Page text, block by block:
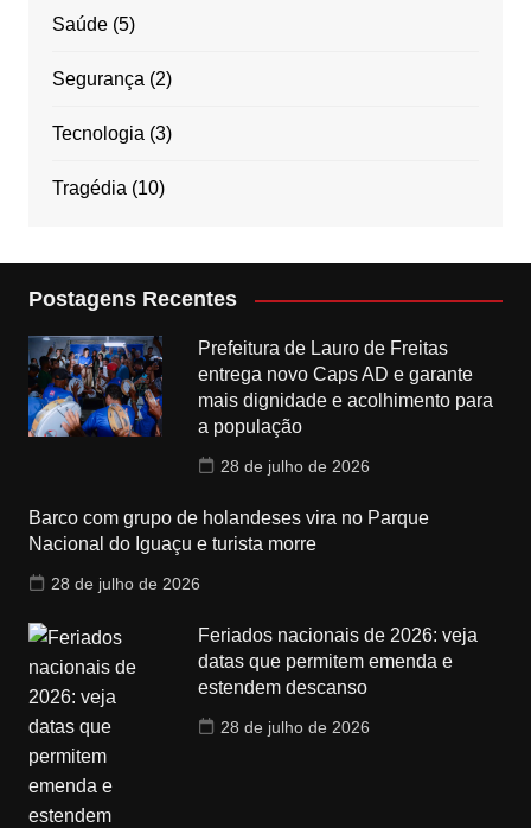
Saúde(5)
Segurança (2)
Tecnologia (3)
Tragédia (10)
Postagens Recentes
Prefeitura de Lauro de Freitas
entrega novo Caps AD e garante
mais dignidade e acolhimento para
a população
28 de julho de 2026
Barco com grupo de holandeses vira no Parque
Nacional do Iguaçu e turista morre
28 de julho de 2026
Feriados nacionais de 2026: veja
datas que permitem emenda e
estendem descanso
28 de julho de 2026